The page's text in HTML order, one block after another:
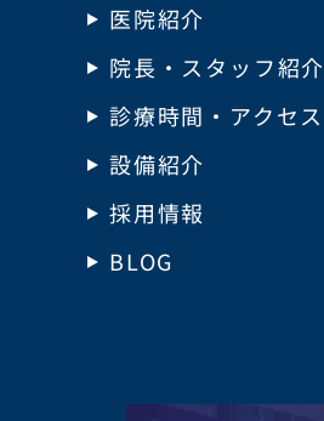
医院紹介
院長・スタッフ紹介
診療時間・アクセス
設備紹介
採用情報
BLOG